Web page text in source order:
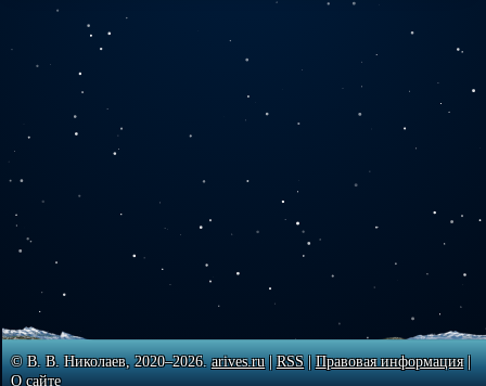
© В. В. Николаев, 2020–2026.arives.ru|RSS|Правовая информация|
О сайте